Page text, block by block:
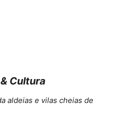
Cultura
aldeias e vilas cheias de